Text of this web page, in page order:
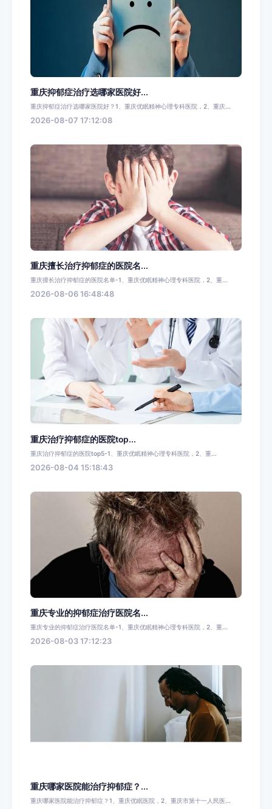
重庆抑郁症治疗选哪家医院好...
重庆抑郁症治疗选哪家医院好？1、重庆优眠精神心理专科医院，2、重庆...
2026-08-07 17:12:08
重庆擅长治疗抑郁症的医院名...
重庆擅长治疗抑郁症的医院名单-1、重庆优眠精神心理专科医院，2、重...
2026-08-06 16:48:48
重庆治疗抑郁症的医院top...
重庆治疗抑郁症的医院top5-1、重庆优眠精神心理专科医院，2、重...
2026-08-04 15:18:43
重庆专业的抑郁症治疗医院名...
重庆专业的抑郁症治疗医院名单-1、重庆优眠精神心理专科医院，2、重...
2026-08-03 17:12:23
重庆哪家医院能治疗抑郁症？...
重庆哪家医院能治疗抑郁症？1、重庆优眠医院，2、重庆市第十一人民医...